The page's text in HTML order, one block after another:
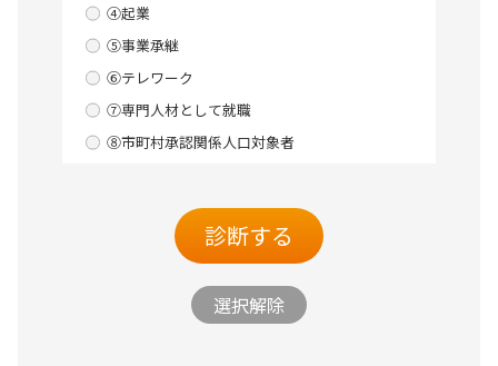
④起業
⑤事業承継
⑥テレワーク
⑦専門人材として就職
⑧市町村承認関係人口対象者
診断する
選択解除